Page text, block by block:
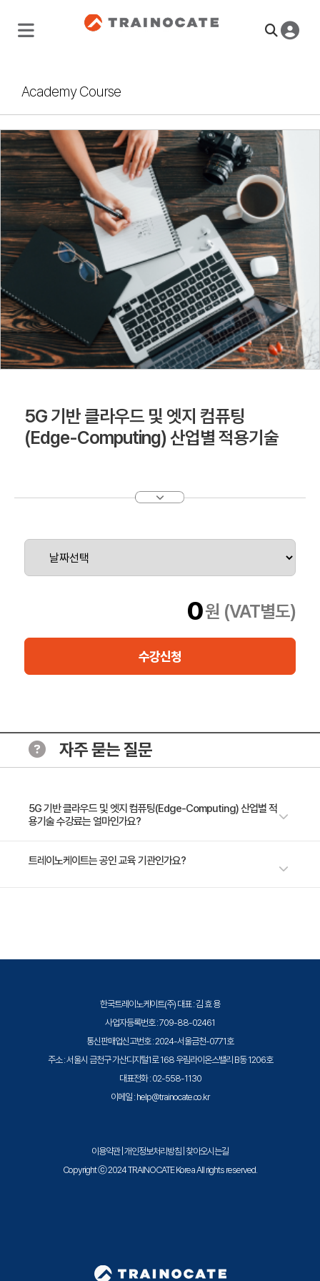
Academy Course
5G 기반 클라우드 및 엣지 컴퓨팅
(Edge-Computing) 산업별 적용기술
0원 (VAT별도)
수강신청
자주 묻는 질문
5G 기반 클라우드 및 엣지 컴퓨팅(Edge-Computing) 산업별 적
용기술 수강료는 얼마인가요?
수강료는 200,000원(VAT 별도)입니다. 고용보험 환급 및 기업 할인 혜택
트레이노케이트는 공인 교육 기관인가요?
한국트레이노케이트(주) 대표 : 김 효 용
사업자등록번호 : 709-88-02461
통신판매업신고번호 : 2024-서울금천-0771호
주소 : 서울시 금천구 가산디지털1로 168 우림라이온스밸리 B동 1206호
대표전화 : 02-558-1130
이메일 : help@trainocate.co.kr
이용약관| 개인정보처리방침 찾아오시는길
Copyright ⓒ 2024 TRAINOCATE Korea All rights reserved.